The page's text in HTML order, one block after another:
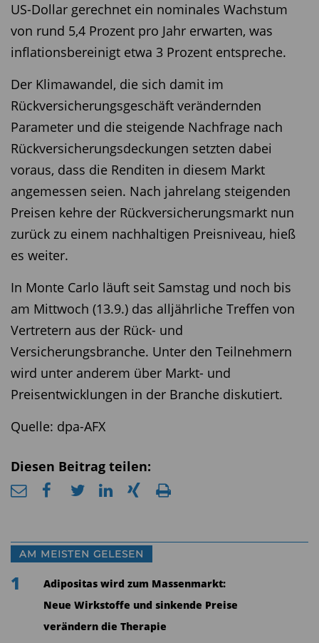
US-Dollar gerechnet ein nominales Wachstum
von rund 5,4 Prozent pro Jahr erwarten, was
inflationsbereinigt etwa 3 Prozent entspreche.
Der Klimawandel, die sich damit im
Rückversicherungsgeschäft verändernden
Parameter und die steigende Nachfrage nach
Rückversicherungsdeckungen setzten dabei
voraus, dass die Renditen in diesem Markt
angemessen seien. Nach jahrelang steigenden
Preisen kehre der Rückversicherungsmarkt nun
zurück zu einem nachhaltigen Preisniveau, hieß
es weiter.
In Monte Carlo läuft seit Samstag und noch bis
am Mittwoch (13.9.) das alljährliche Treffen von
Vertretern aus der Rück- und
Versicherungsbranche. Unter den Teilnehmern
wird unter anderem über Markt- und
Preisentwicklungen in der Branche diskutiert.
Quelle: dpa-AFX
Diesen Beitrag teilen:
AM MEISTEN GELESEN
1
Adipositas wird zum Massenmarkt:
Neue Wirkstoffe und sinkende Preise
verändern die Therapie